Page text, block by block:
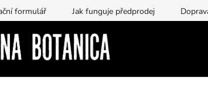
formulář Jak funguje předprodej